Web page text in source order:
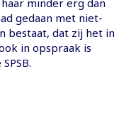
gedaan met niet-
bestaat, dat zij het in
in opspraak is